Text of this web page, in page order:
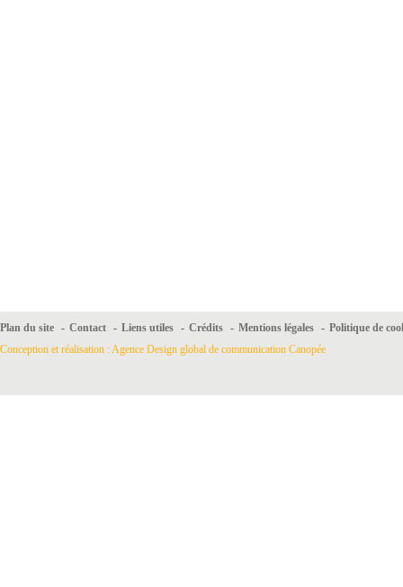
Plan du site - Contact - Liens utiles - Crédits - Mentions légales - Politique de
Conception et réalisation : Agence Design global de communication Canopée